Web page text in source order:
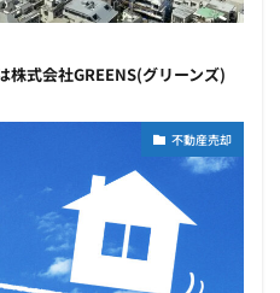
株式会社GREENS(グリーンズ)
不動産売却